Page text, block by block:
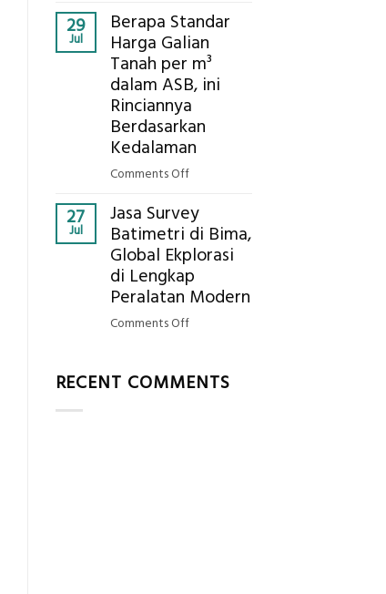
2026?,
Berikut
Kualifikasi
yang
Dicari
Perusahaan
Ukur
Tanah
Mataram,
Global
Ekplorasi
Lengkap
dengan
&
Rekomendasi
Teknis
Konstruksi
29
Jul
Berapa Standar
Harga Galian
Tanah per m³
dalam ASB, ini
Rinciannya
Berdasarkan
Kedalaman
Comments Offon
Standar
Harga
Galian
Tanah
per
ini
Rinciannya
27
Jul
Jasa Survey
Batimetri di Bima,
Global Ekplorasi
di Lengkap
Peralatan Modern
Comments Offon
Batimetri
RECENT COMMENTS